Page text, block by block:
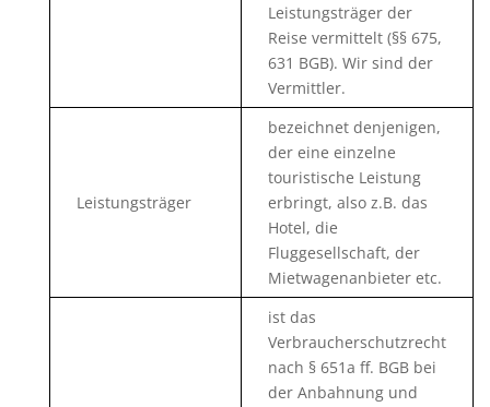
Leistungsträger der
Reise vermittelt (§§ 675,
631 BGB). Wir sind der
Vermittler.
Leistungsträger
bezeichnet denjenigen,
der eine einzelne
touristische Leistung
erbringt, also z.B. das
Hotel, die
Fluggesellschaft, der
Mietwagenanbieter etc.
ist das
Verbraucherschutzrecht
nach § 651a ff. BGB bei
der Anbahnung und